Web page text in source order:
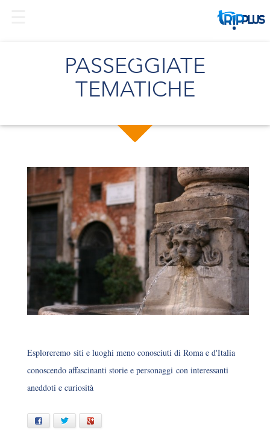
PASSEGGIATE
TEMATICHE
Esploreremo siti e luoghi meno conosciuti di Roma e d'Italia
conoscendo affascinanti storie e personaggi con interessanti
aneddoti e curiosità
Facebook Twitter